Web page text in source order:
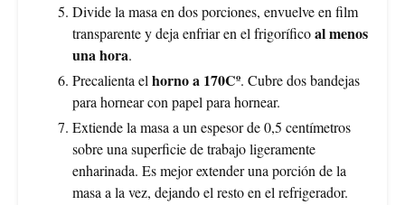
Divide la masa en dos porciones, envuelve en film
transparente y deja enfriar en el frigoríficoal menos
una hora.
Precalienta el horno a 170Cº. Cubre dos bandejas
para hornear con papel para hornear.
Extiende la masa a un espesor de 0,5 centímetros
sobre una superficie de trabajo ligeramente
enharinada. Es mejor extender una porción de la
masa a la vez, dejando el resto en el refrigerador.